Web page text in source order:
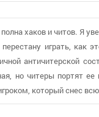
хаков и читов. Я
играть, как
античитерской
но читеры портят
который снес